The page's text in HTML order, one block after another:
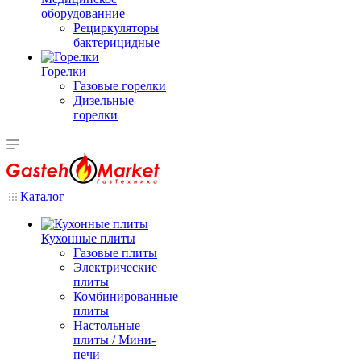
оборудованние
Рециркуляторы
бактерицидные
Горелки
Газовые горелки
Дизельные
горелки
Каталог
Кухонные плиты
Газовые плиты
Электрические
плиты
Комбинированные
плиты
Настольные
плиты / Мини-
печи